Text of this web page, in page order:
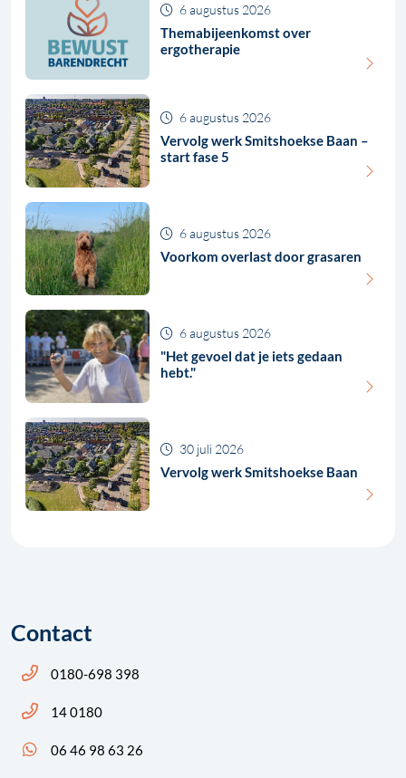
Themabijeenkomst over
ergotherapie
6 augustus 2026
Vervolg werk Smitshoekse Baan –
start fase 5
6 augustus 2026
Voorkom overlast door grasaren
6 augustus 2026
"Het gevoel dat je iets gedaan
hebt."
6 augustus 2026
Vervolg werk Smitshoekse Baan
30 juli 2026
Contact
Bel ons: 14 0180
0180-698 398
Bel ons: 14 0180
14 0180
App ons: 06 46 98 63 26 (WhatsApp)
06 46 98 63 26